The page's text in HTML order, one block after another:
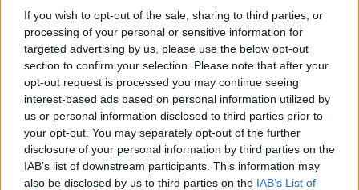
If you wish to opt-out of the sale, sharing to third parties, or
processing of your personal or sensitive information for
targeted advertising by us, please use the below opt-out
section to confirm your selection. Please note that after your
opt-out request is processed you may continue seeing
interest-based ads based on personal information utilized by
us or personal information disclosed to third parties prior to
your opt-out. You may separately opt-out of the further
disclosure of your personal information by third parties on the
IAB’s list of downstream participants. This information may
also be disclosed by us to third parties on the IAB’s List of
37 condecoraciones a miembros de la
sociedad civil, los Reyes han realizado la
tradicional ofrenda floral ante el pebetero en un
acto, cuyo broche final ha sido regalado por la
voz deAlice Wonder, entonando el tema
"Lucha de gigantes", de Antonio Vega, que
acompañaba al visionado del vídeo,"Un
aplauso para el recuerdo", una pieza que
repasaba algunos de los acontecimientos más
simbólicos que han marcado esta lucha contra
la pandemia.